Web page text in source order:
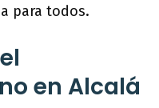
para todos.
en Alcalá